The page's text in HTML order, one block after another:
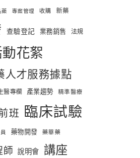
藥 專案管理 收購 新藥
查驗登記 業務銷售 法規
花絮
人才服務據點
醫專欄 產業趨勢 精準醫療
班 臨床試驗
藥物開發 藥華藥
師 說明會 講座